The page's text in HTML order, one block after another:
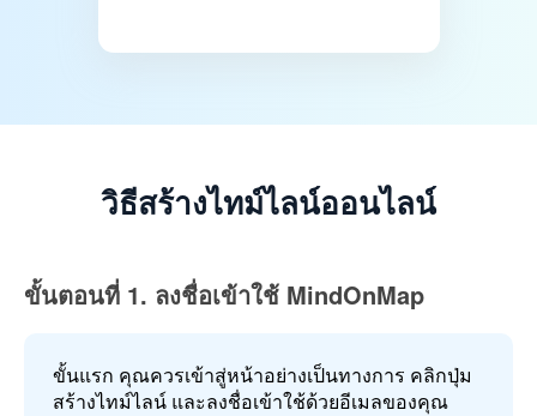
วิธีสร้างไทม์ไลน์ออนไลน์
ขั้นตอนที่ 1. ลงชื่อเข้าใช้ MindOnMap
ขั้นแรก คุณควรเข้าสู่หน้าอย่างเป็นทางการ คลิกปุ่ม
สร้างไทม์ไลน์ และลงชื่อเข้าใช้ด้วยอีเมลของคุณ